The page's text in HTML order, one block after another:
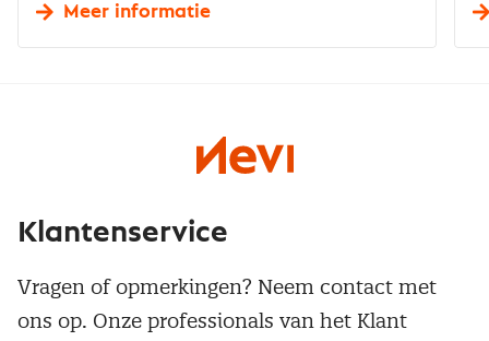
Meer informatie
Klantenservice
Vragen of opmerkingen? Neem contact met
ons op. Onze professionals van het Klant